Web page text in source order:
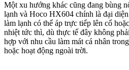
Một xu hướng khác cũng đang bùng
lạnh và Hoco HX604 chính là đại
làm lạnh có thể áp trực tiếp lên cổ
nhiệt tức thì, dù thực tế đây không
hợp với nhu cầu làm mát cá nhân
hoặc hoạt động ngoài trời.